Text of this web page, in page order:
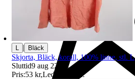
| Bläck
Skjorta, Bläck, korall, 100% linne, stl. L
Sluttid9 aug 22:28 .
Pris:53 kr,Ledande bud.